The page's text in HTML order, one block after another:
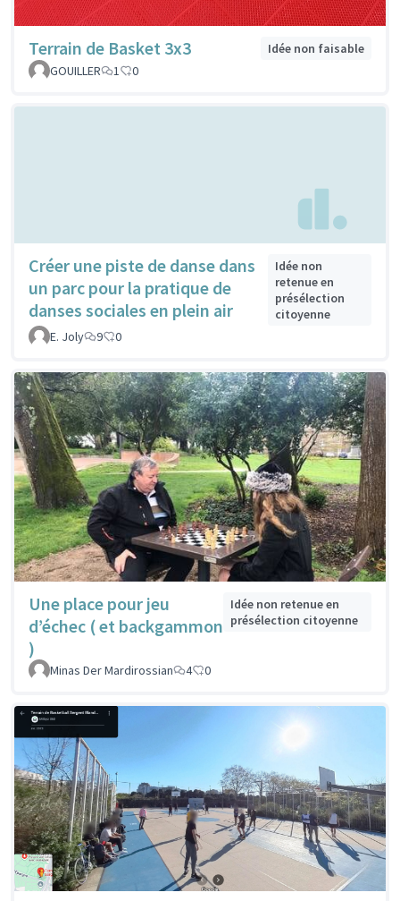
Terrain de Basket 3x3
Idée non faisable
GOUILLER
1 0
Créer une piste de danse dans
un parc pour la pratique de
danses sociales en plein air
Idée non
retenue en
présélection
citoyenne
E. Joly
9 0
Une place pour jeu
d’échec ( et backgammon
)
Idée non retenue en
présélection citoyenne
Minas Der Mardirossian 4 0